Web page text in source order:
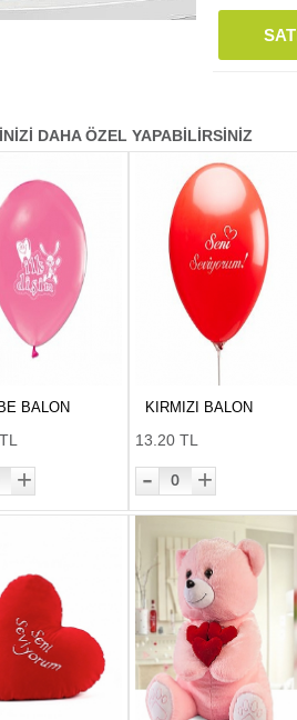
DAHA ÖZEL YAPABİLİRSİNİZ
BALON
+
KIRMIZI BALON
13.20 TL
- 0 +